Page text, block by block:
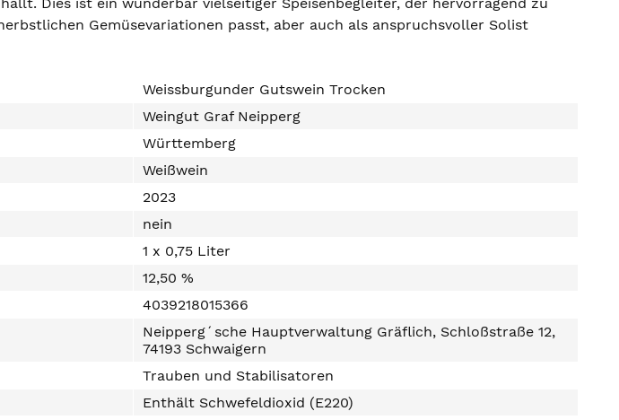
Gemüsevariationen passt, aber auch als anspruchsvoller Solist
Weissburgunder Gutswein Trocken
Weingut Graf Neipperg
Württemberg
Weißwein
2023
nein
1 x 0,75 Liter
12,50 %
4039218015366
Neipperg´sche Hauptverwaltung Gräflich, Schloßstraße 12,
74193 Schwaigern
Trauben und Stabilisatoren
Enthält Schwefeldioxid (E220)